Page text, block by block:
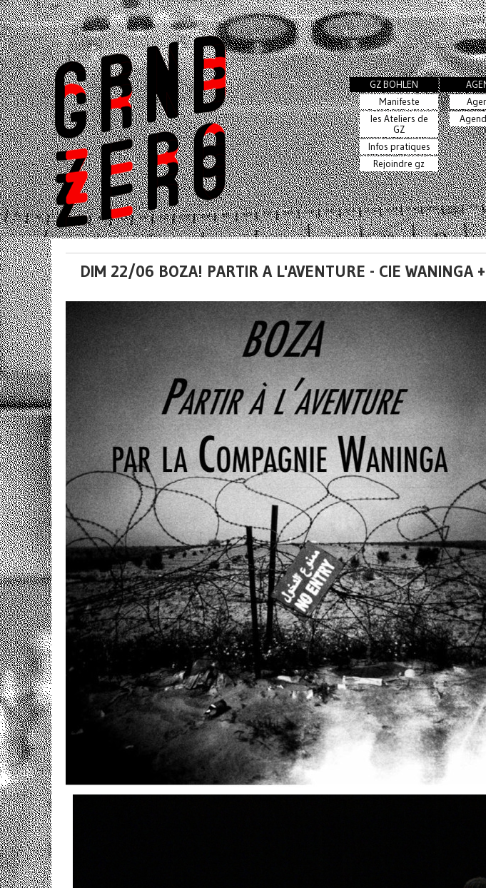
GZ BOHLEN
Manifeste
les Ateliers de
GZ
Infos pratiques
Rejoindre gz
DIM 22/06 BOZA! PARTIR A L'AVENTURE - CIE WANINGA